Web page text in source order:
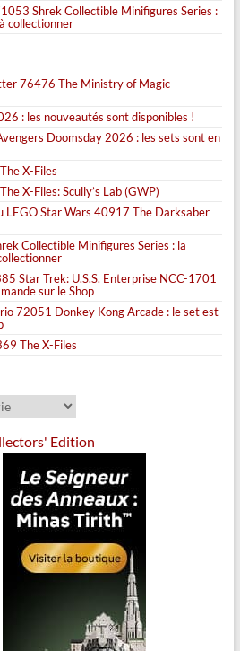
Shrek Collectible Minifigures Series :
collectionner
76476 The Ministry of Magic
: les nouveautés sont disponibles !
Doomsday 2026 : les sets sont en
X-Files
X-Files: Scully’s Lab (GWP)
LEGO Star Wars 40917 The Darksaber
Collectible Minifigures Series : la
Star Trek: U.S.S. Enterprise NCC-1701
sur le Shop
72051 Donkey Kong Arcade : le set est
The X-Files